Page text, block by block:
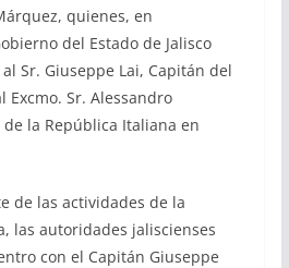
quienes, en
del Estado de Jalisco
Sr. Giuseppe Lai, Capitán del
Excmo. Sr. Alessandro
la República Italiana en
de las actividades de la
las autoridades jaliscienses
con el Capitán Giuseppe